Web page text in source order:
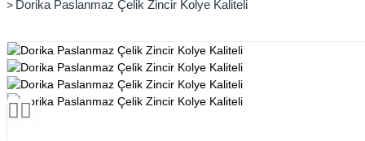
Dorika Paslanmaz Çelik Zincir Kolye Kaliteli